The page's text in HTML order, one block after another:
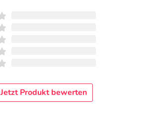
Jetzt Produkt bewerten